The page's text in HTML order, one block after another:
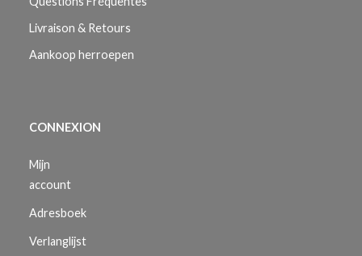
Livraison & Retours
Aankoop herroepen
CONNEXION
Mijn
account
Adresboek
Verlanglijst